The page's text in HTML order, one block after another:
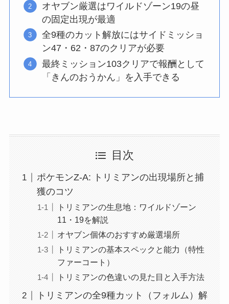
オヤブン厳選はワイルドゾーン19の昼
の固定出現が最適
全9種のカット解放にはサイドミッショ
ン47・62・87のクリアが必要
最終ミッション103クリアで報酬として
「きんのおうかん」を入手できる
目次
ポケモンZ-A: トリミアンの出現場所と捕
獲のコツ
トリミアンの生息地：ワイルドゾーン
11・19を解説
オヤブン個体のおすすめ厳選場所
トリミアンの基本スペックと能力（特性
ファーコート）
トリミアンの色違いの見た目と入手方法
トリミアンの全9種カット（フォルム）解